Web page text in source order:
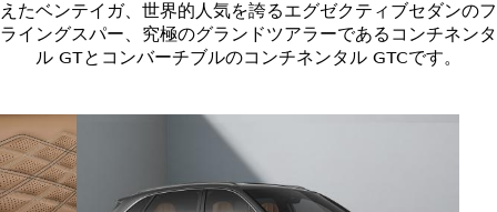
えたベンテイガ、世界的人気を誇るエグゼクティブセダンのフ
ライングスパー、究極のグランドツアラーであるコンチネンタ
ル GTとコンバーチブルのコンチネンタル GTCです。